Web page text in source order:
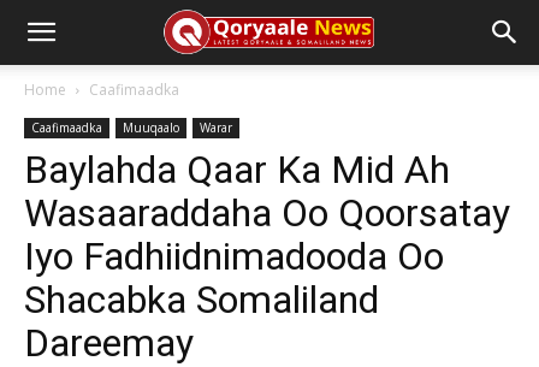
Home Caafimaadka
Caafimaadka Muuqaalo Warar
Baylahda Qaar Ka Mid Ah
Wasaaraddaha Oo Qoorsatay
Iyo Fadhiidnimadooda Oo
Shacabka Somaliland
Dareemay